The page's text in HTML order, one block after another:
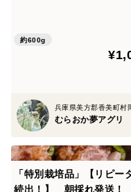
【お願いとご注意】
収穫時や配送中の衝
じる場合があります
露地栽培のため、虫食
る限り取り除いていま
約600g
むらおか夢アグリ
「特別栽培品」【リピー
続出！】 朝採れ発送